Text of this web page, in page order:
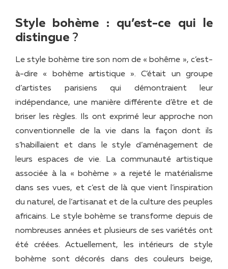
Style bohème : qu’est-ce qui le
distingue ?
Le style bohème tire son nom de « bohême », c’est-
à-dire « bohème artistique ». C’était un groupe
d’artistes parisiens qui démontraient leur
indépendance, une manière différente d’être et de
briser les règles. Ils ont exprimé leur approche non
conventionnelle de la vie dans la façon dont ils
s’habillaient et dans le style d’aménagement de
leurs espaces de vie. La communauté artistique
associée à la « bohème » a rejeté le matérialisme
dans ses vues, et c’est de là que vient l’inspiration
du naturel, de l’artisanat et de la culture des peuples
africains. Le style bohème se transforme depuis de
nombreuses années et plusieurs de ses variétés ont
été créées. Actuellement, les intérieurs de style
bohème sont décorés dans des couleurs beige,